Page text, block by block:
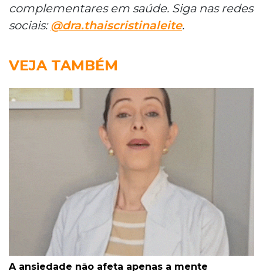
complementares em saúde. Siga nas redes
sociais:@dra.thaiscristinaleite.
VEJA TAMBÉM
A ansiedade não afeta apenas a mente